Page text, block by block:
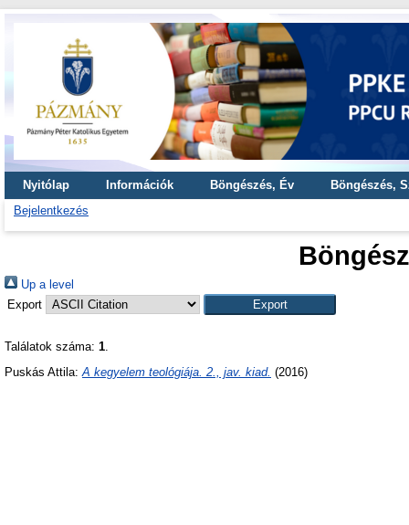
Nyitólap Információk Böngészés, Év
Böngészés,
Bejelentkezés
Up a level
Export
Találatok száma: 1.
Puskás Attila: A kegyelem teológiája. 2., jav. kiad. (2016)